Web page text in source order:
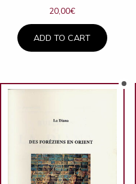
20,00€
ADD TO CART